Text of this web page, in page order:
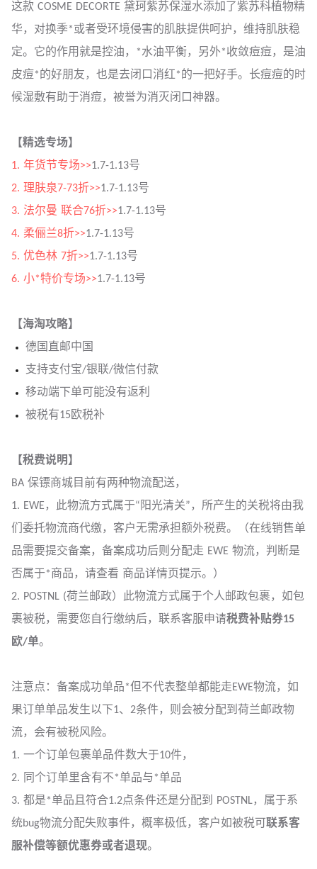
这款 COSME DECORTE 黛珂紫苏保湿水添加了紫苏科植物精
华，对换季*或者受环境侵害的肌肤提供呵护，维持肌肤稳
定。它的作用就是控油，*水油平衡，另外*收敛痘痘，是油
皮痘*的好朋友，也是去闭口消红*的一把好手。长痘痘的时
候湿敷有助于消痘，被誉为消灭闭口神器。
【精选专场】
1. 年货节专场>>1.7-1.13号
2. 理肤泉7-73折>>1.7-1.13号
3. 法尔曼 联合76折>>1.7-1.13号
4. 柔俪兰8折>>1.7-1.13号
5. 优色林 7折>>1.7-1.13号
6. 小*特价专场>>1.7-1.13号
【海淘攻略】
德国直邮中国
支持支付宝/银联/微信付款
移动端下单可能没有返利
被税有15欧税补
【税费说明】
BA 保镖商城目前有两种物流配送，
1. EWE，此物流方式属于“阳光清关”，所产生的关税将由我
们委托物流商代缴，客户无需承担额外税费。（在线销售单
品需要提交备案，备案成功后则分配走 EWE 物流，判断是
否属于*商品，请查看 商品详情页提示。）
2. POSTNL (荷兰邮政）此物流方式属于个人邮政包裹，如包
裹被税，需要您自行缴纳后，联系客服申请税费补贴券15
欧/单。
注意点：备案成功单品*但不代表整单都能走EWE物流，如
果订单单品发生以下1、2条件，则会被分配到荷兰邮政物
流，会有被税风险。
1. 一个订单包裹单品件数大于10件，
2. 同个订单里含有不*单品与*单品
3. 都是*单品且符合1.2点条件还是分配到 POSTNL，属于系
统bug物流分配失败事件，概率极低，客户如被税可 联系客
服补偿等额优惠券或者退现。